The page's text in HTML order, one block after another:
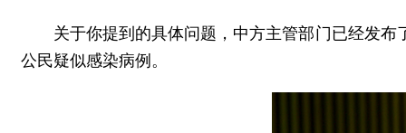
关于你提到的具体问题，中方主管部门已经发
公民疑似感染病例。